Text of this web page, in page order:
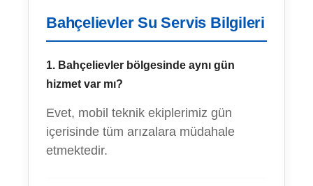
Bahçelievler Su Servis Bilgileri
1. Bahçelievler bölgesinde aynı gün
hizmet var mı?
Evet, mobil teknik ekiplerimiz gün
içerisinde tüm arızalara müdahale
etmektedir.